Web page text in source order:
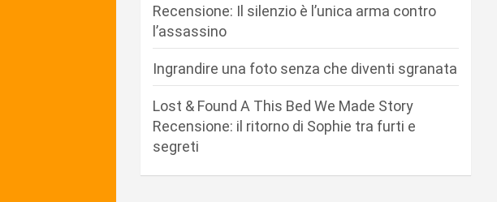
Recensione: Il silenzio è l’unica arma contro
l’assassino
Ingrandire una foto senza che diventi sgranata
Lost & Found A This Bed We Made Story
Recensione: il ritorno di Sophie tra furti e
segreti